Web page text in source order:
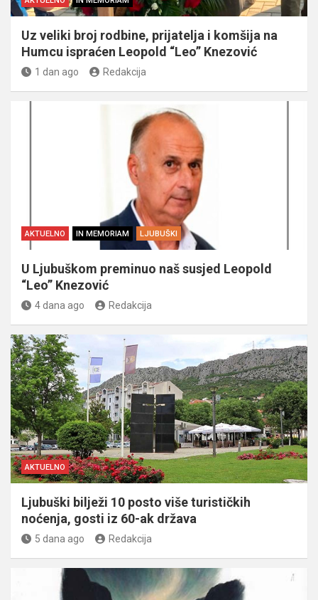
Uz veliki broj rodbine, prijatelja i komšija na
Humcu ispraćen Leopold “Leo” Knezović
1 dan ago Redakcija
AKTUELNO IN MEMORIAM LJUBUŠKI
U Ljubuškom preminuo naš susjed Leopold
“Leo” Knezović
4 dana ago Redakcija
AKTUELNO
Ljubuški bilježi 10 posto više turističkih
noćenja, gosti iz 60-ak država
5 dana ago Redakcija